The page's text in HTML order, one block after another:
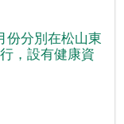
份分別在松山東
，設有健康資